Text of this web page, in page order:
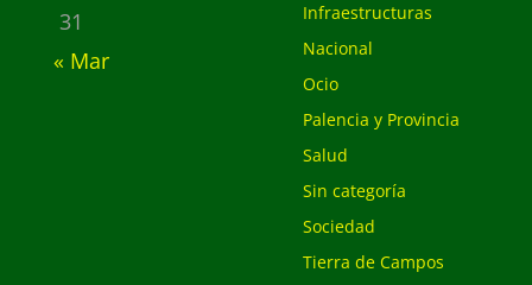
31
« Mar
Infraestructuras
Nacional
Ocio
Palencia y Provincia
Salud
Sin categoría
Sociedad
Tierra de Campos